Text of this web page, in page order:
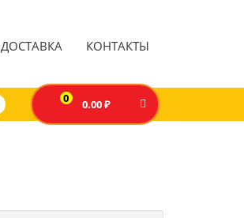
ДОСТАВКА КОНТАКТЫ
0 0.00 ₽